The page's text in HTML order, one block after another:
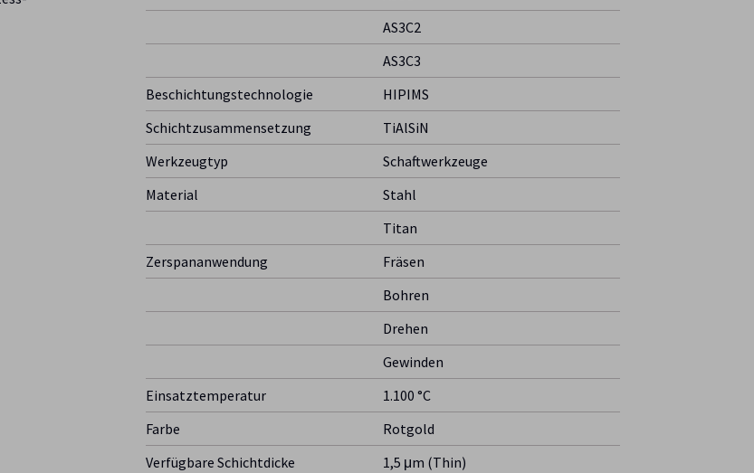
AS3C2
AS3C3
Beschichtungstechnologie
HIPIMS
Schichtzusammensetzung
TiAlSiN
Werkzeugtyp
Schaftwerkzeuge
Material
Stahl
Titan
Zerspananwendung
Fräsen
Bohren
Drehen
Gewinden
Einsatztemperatur
1.100 °C
Farbe
Rotgold
Verfügbare Schichtdicke
1,5 μm (Thin)